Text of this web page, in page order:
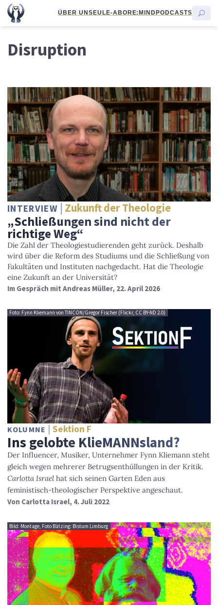
ÜBER UNSEULE-ABORE:MINDPODCASTS
Disruption
INTERVIEW Zukunft der Theologie
„Schließungen sind nicht der
richtige Weg“
Die Zahl der Theologiestudierenden geht zurück. Deshalb
wird über die Reform des Studiums und die Schließung von
Fakultäten und Instituten nachgedacht. Hat die Theologie
eine Zukunft an der Universität?
Im Gespräch mit Andreas Müller, 22. April 2026
Foto: Fynn Kliemann von TINCON/Gregor Fischer (Flickr, CC BY-ND 2.0)
KOLUMNE Sektion F
Ins gelobte KlieMANNsland?
Der Influencer, Musiker, Unternehmer Fynn Kliemann steht
gleich wegen mehrerer Betrugsenthüllungen in der Kritik.
Carlotta Israel hat sich seinen Garten Eden aus
feministisch-theologischer Perspektive angeschaut.
Von Carlotta Israel, 4. Juli 2022
Bild: Montage, Foto Bätzing: Bistum Limburg